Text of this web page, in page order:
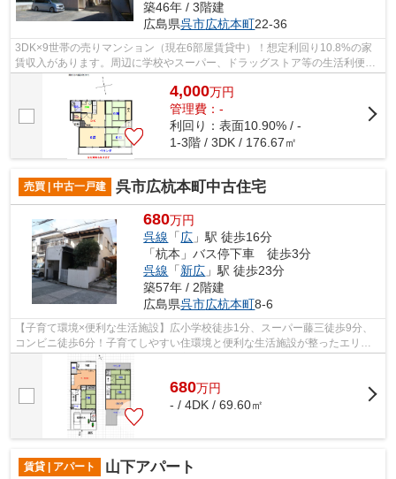
築46年 / 3階建
広島県呉市広杭本町22-36
3DK×9世帯の売りマンション（現在6部屋賃貸中）！想定利回り10.8%の家
賃収入があります。周辺に学校やスーパー、ドラッグストア等の生活利便施
4,000万円
管理費：-
利回り：表面10.90% / -
1-3階 / 3DK / 176.67㎡
売買 | 中古一戸建 呉市広杭本町中古住宅
680万円
呉線 「広 」駅 徒歩16分
「杭本」バス停下車 徒歩3分
呉線 「新広 」駅 徒歩23分
築57年 / 2階建
広島県呉市広杭本町8-6
【子育て環境×便利な生活施設】広小学校徒歩1分、スーパー藤三徒歩9分、
コンビニ徒歩6分！子育てしやすい住環境と便利な生活施設が整ったエリ
ア。南北2面バルコニーで風通しの良い住空...
680万円
- / 4DK / 69.60㎡
賃貸 | アパート 山下アパート